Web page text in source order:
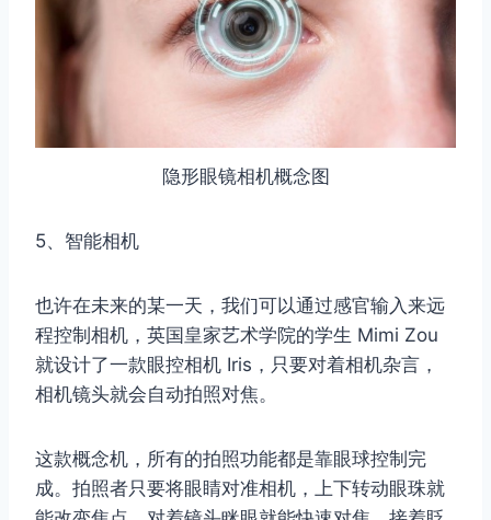
隐形眼镜相机概念图
5、智能相机
也许在未来的某一天，我们可以通过感官输入来远
程控制相机，英国皇家艺术学院的学生 Mimi Zou
就设计了一款眼控相机 Iris，只要对着相机杂言，
相机镜头就会自动拍照对焦。
这款概念机，所有的拍照功能都是靠眼球控制完
成。拍照者只要将眼睛对准相机，上下转动眼珠就